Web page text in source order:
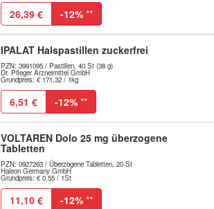
26,39 € -12% **
IPALAT Halspastillen zuckerfrei
PZN: 3991095 / Pastillen, 40 St (38 g)
Dr. Pfleger Arzneimittel GmbH
Grundpreis: € 171,32 / 1kg
6,51 € -12% **
VOLTAREN Dolo 25 mg überzogene
Tabletten
PZN: 0927263 / Überzogene Tabletten, 20 St
Haleon Germany GmbH
Grundpreis: € 0,55 / 1St
11,10 € -12% **